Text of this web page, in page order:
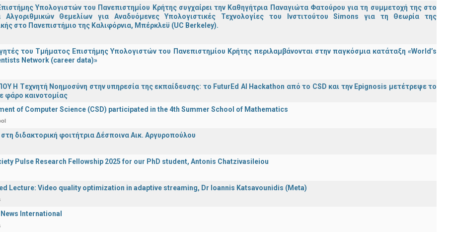
Υπολογιστών του Πανεπιστημίου Κρήτης συγχαίρει την Καθηγήτρια Παναγιώτα Φατούρου για τη συμμετοχή της στο
Αλγοριθμικών Θεμελίων για Αναδυόμενες Υπολογιστικές Τεχνολογίες του Ινστιτούτου Simons για τη Θεωρία της
στο Πανεπιστήμιο της Καλιφόρνια, Μπέρκλεϋ (UC Berkeley).
του Τμήματος Επιστήμης Υπολογιστών του Πανεπιστημίου Κρήτης περιλαμβάνονται στην παγκόσμια κατάταξη «World’s
Network (career data)»
H Tεχνητή Νοημοσύνη στην υπηρεσία της εκπαίδευσης: το FuturEd AI Hackathon από το CSD και την Epignosis μετέτρεψε το
φάρο καινοτομίας
of Computer Science (CSD) participated in the 4th Summer School of Mathematics
στη διδακτορική φοιτήτρια Δέσποινα Αικ. Αργυροπούλου
Pulse Research Fellowship 2025 for our PhD student, Antonis Chatzivasileiou
Lecture: Video quality optimization in adaptive streaming, Dr Ioannis Katsavounidis (Meta)
International